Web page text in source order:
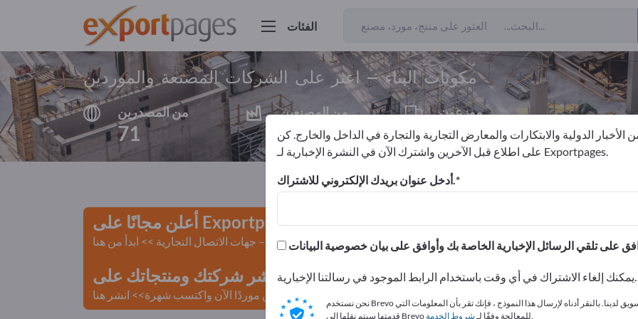
الفئات
مكونات البناء – اعثر على الشركات المصنعة والموردين
من المصدرين
71
من المصنعين
67
موزعون
4
أعلن مجانًا على Exportpages!
الاحتياجات – العروض – السلع المستعملة – جهات الاتصال التجارية >> ابدأ من هنا
انشر شركتك ومنتجاتك على Exportpages.
كن موردًا الآن واكتسب شهرة>> انشر هنا
الأخبار الدولية والابتكارات والمعارض التجارية والتجارة في الداخل والخارج. كن
على اطلاع قبل الآخرين واشترك الآن في النشرة الإخبارية لـ Exportpages.
أدخل عنوان بريدك الإلكتروني للاشتراك.
يمكنك إلغاء الاشتراك في أي وقت باستخدام الرابط الموجود في رسالتنا الإخبارية.
نحن نستخدم Brevo كمنصة تسويق لدينا. بالنقر أدناه لإرسال هذا النموذج ، فإنك تقر بأن المعلومات التي
قدمتها سيتم نقلها إلى Brevo للمعالجة وفقًا لـشروط الخدمة .